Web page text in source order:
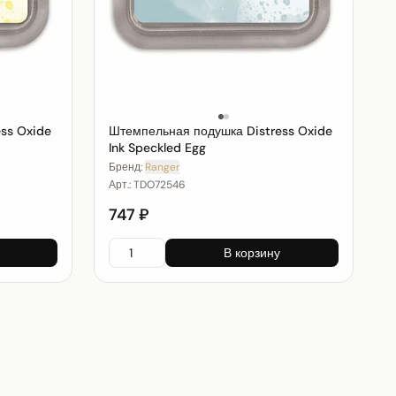
Oxide
Штемпельная подушка Distress Oxide
Ink Speckled Egg
Бренд: Ranger
Арт.:TDO72546
747 ₽
В корзину